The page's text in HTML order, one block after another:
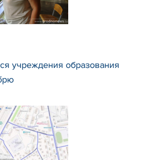
учреждения образования